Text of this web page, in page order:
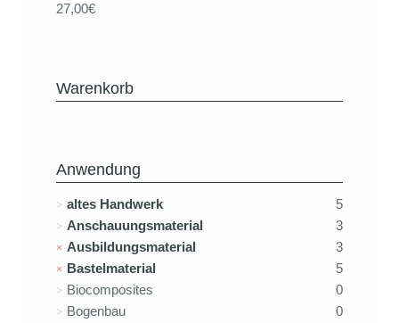
27,00€
Warenkorb
Anwendung
altes Handwerk
5
Anschauungsmaterial
3
Ausbildungsmaterial
3
Bastelmaterial
5
Biocomposites
0
Bogenbau
0